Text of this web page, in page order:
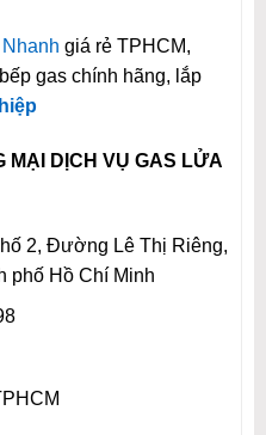
giá rẻ TPHCM,
gas chính hãng, lắp
MẠI DỊCH VỤ GAS LỬA
2, Đường Lê Thị Riêng,
phố Hồ Chí Minh